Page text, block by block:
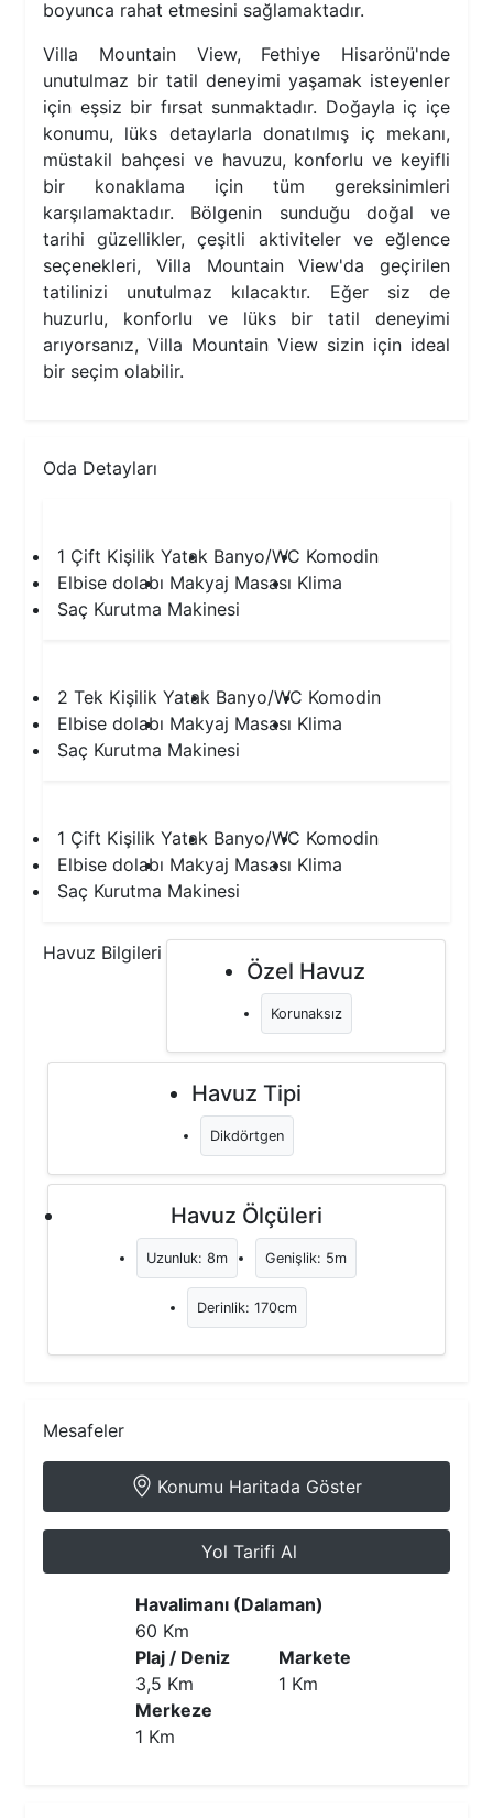
boyunca rahat etmesini sağlamaktadır.
Villa Mountain View, Fethiye Hisarönü'nde
unutulmaz bir tatil deneyimi yaşamak isteyenler
için eşsiz bir fırsat sunmaktadır. Doğayla iç içe
konumu, lüks detaylarla donatılmış iç mekanı,
müstakil bahçesi ve havuzu, konforlu ve keyifli
bir konaklama için tüm gereksinimleri
karşılamaktadır. Bölgenin sunduğu doğal ve
tarihi güzellikler, çeşitli aktiviteler ve eğlence
seçenekleri, Villa Mountain View'da geçirilen
tatilinizi unutulmaz kılacaktır. Eğer siz de
huzurlu, konforlu ve lüks bir tatil deneyimi
arıyorsanız, Villa Mountain View sizin için ideal
bir seçim olabilir.
Oda Detayları
1 Çift Kişilik Yatak Banyo/WC Komodin
Elbise dolabı Makyaj Masası Klima
Saç Kurutma Makinesi
2 Tek Kişilik Yatak Banyo/WC Komodin
Elbise dolabı Makyaj Masası Klima
Saç Kurutma Makinesi
1 Çift Kişilik Yatak Banyo/WC Komodin
Elbise dolabı Makyaj Masası Klima
Saç Kurutma Makinesi
Havuz Bilgileri
Özel Havuz
Korunaksız
Havuz Tipi
Dikdörtgen
Havuz Ölçüleri
Uzunluk: 8m Genişlik: 5m
Derinlik: 170cm
Mesafeler
Konumu Haritada Göster
Yol Tarifi Al
Havalimanı (Dalaman)
60 Km
Plaj / Deniz
3,5 Km
Markete
1 Km
Merkeze
1 Km